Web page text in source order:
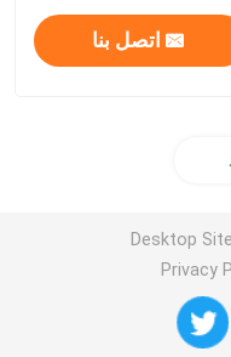
اتصل بنا
Desktop Site
Privacy